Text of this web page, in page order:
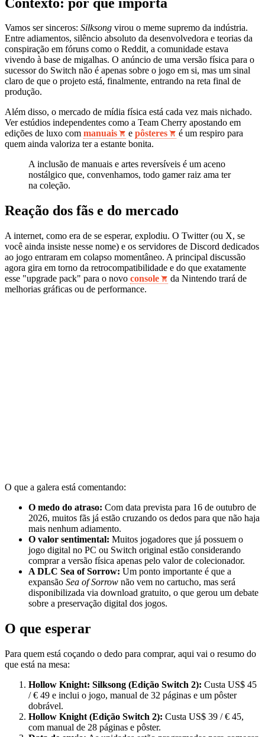
Vamos ser sinceros: Silksong virou o meme supremo da indústria.
Entre adiamentos, silêncio absoluto da desenvolvedora e teorias da
conspiração em fóruns como o Reddit, a comunidade estava
vivendo à base de migalhas. O anúncio de uma versão física para o
sucessor do Switch não é apenas sobre o jogo em si, mas um sinal
claro de que o projeto está, finalmente, entrando na reta final de
produção.
Além disso, o mercado de mídia física está cada vez mais nichado.
Ver estúdios independentes como a Team Cherry apostando em
edições de luxo com manuais e pôsteres
é um respiro para
quem ainda valoriza ter a estante bonita.
A inclusão de manuais e artes reversíveis é um aceno
nostálgico que, convenhamos, todo gamer raiz ama ter
na coleção.
Reação dos fãs e do mercado
A internet, como era de se esperar, explodiu. O Twitter (ou X, se
você ainda insiste nesse nome) e os servidores de Discord dedicados
ao jogo entraram em colapso momentâneo. A principal discussão
agora gira em torno da retrocompatibilidade e do que exatamente
esse "upgrade pack" para o novo console
da Nintendo trará de
melhorias gráficas ou de performance.
O que a galera está comentando:
O medo do atraso: Com data prevista para 16 de outubro de
2026, muitos fãs já estão cruzando os dedos para que não haja
mais nenhum adiamento.
O valor sentimental: Muitos jogadores que já possuem o
jogo digital no PC ou Switch original estão considerando
comprar a versão física apenas pelo valor de colecionador.
A DLC Sea of Sorrow: Um ponto importante é que a
expansão Sea of Sorrow não vem no cartucho, mas será
disponibilizada via download gratuito, o que gerou um debate
sobre a preservação digital dos jogos.
O que esperar
Para quem está coçando o dedo para comprar, aqui vai o resumo do
que está na mesa:
Hollow Knight: Silksong (Edição Switch 2): Custa US$ 45
/ € 49 e inclui o jogo, manual de 32 páginas e um pôster
dobrável.
Hollow Knight (Edição Switch 2): Custa US$ 39 / € 45,
com manual de 28 páginas e pôster.